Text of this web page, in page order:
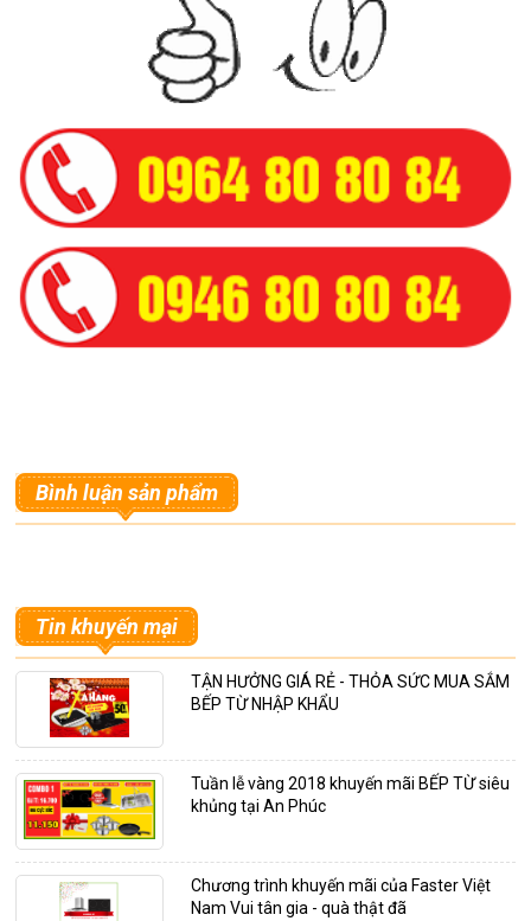
Bình luận sản phẩm
Tin khuyến mại
TẬN HƯỞNG GIÁ RẺ - THỎA SỨC MUA SẮM
BẾP TỪ NHẬP KHẨU
Tuần lễ vàng 2018 khuyến mãi BẾP TỪ siêu
khủng tại An Phúc
Chương trình khuyến mãi của Faster Việt
Nam Vui tân gia - quà thật đã